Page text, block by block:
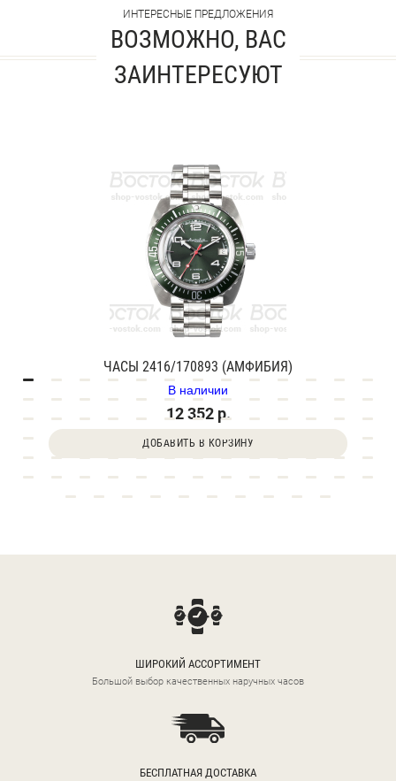
ИНТЕРЕСНЫЕ ПРЕДЛОЖЕНИЯ
ВОЗМОЖНО, ВАС
ЗАИНТЕРЕСУЮТ
ЧАСЫ 2416/170893 (АМФИБИЯ)
В наличии
12 352 р.
ДОБАВИТЬ В КОРЗИНУ
ШИРОКИЙ АССОРТИМЕНТ
Большой выбор качественных наручных часов
БЕСПЛАТНАЯ ДОСТАВКА